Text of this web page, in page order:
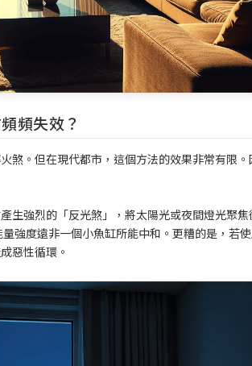
頻失效？
煞。但在現代都市，這個方法的效果非常有限
產生強烈的「反光煞」，將太陽光或夜間燈光聚
強度遠非一個小魚缸所能中和。更糟的是，若
惡性循環。